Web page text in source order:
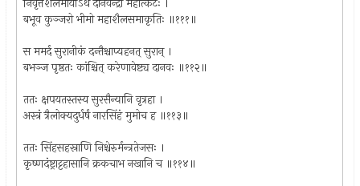
बभूव कुञ्जरो भीमो महाशैलसमाकृतिः ॥१११॥
स ममर्द सुरानीकं दन्तैश्चाप्यहनत् सुरान् ।
बभञ्ज पृष्ठतः कांश्चित् करेणावेष्ट्य दानवः ॥११२॥
ततः क्षपयतस्तस्य सुरसैन्यानि वृत्रहा ।
अस्त्रं त्रैलोक्यदुर्धर्षं नारसिंहं मुमोच ह ॥११३॥
ततः सिंहसहस्राणि निश्चेरुर्मन्त्रतेजसः ।
कृष्णदंष्ट्राट्टहासानि क्रकचाभ नखानि च ॥११४॥